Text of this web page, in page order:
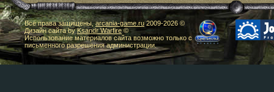
Все права защищены,arcania-game.ru2009-2026 ©
Дизайн сайта byKsandr Warfire©
Использование материалов сайта возможно только с
письменного разрешения администрации.